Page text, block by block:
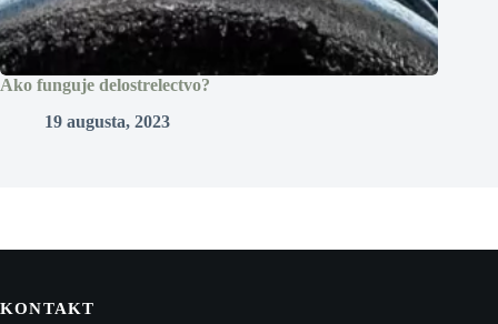
Ako funguje delostrelectvo?
19 augusta, 2023
KONTAKT